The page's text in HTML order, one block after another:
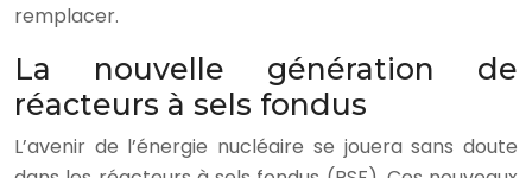
remplacer.
La nouvelle génération de
réacteurs à sels fondus
L’avenir de l’énergie nucléaire se jouera sans doute